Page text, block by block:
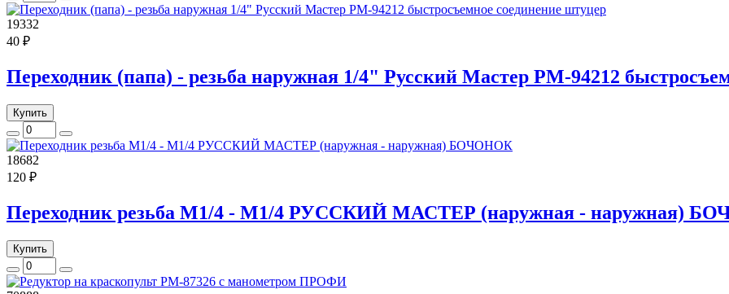
19332
40 ₽
Переходник (папа) - резьба наружная 1/4" Русский Мастер РМ-94212
Купить
18682
120 ₽
Переходник резьба M1/4 - M1/4 РУССКИЙ МАСТЕР (наружная - наружная)
Купить